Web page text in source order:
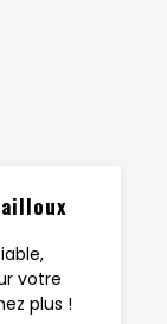
votre
plus !